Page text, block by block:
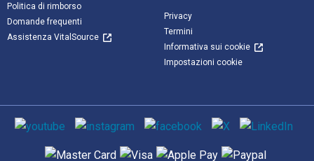
Politica di rimborso
Domande frequenti
Assistenza VitalSource
Privacy
Termini
Informativa sui cookie
Impostazioni cookie
Mezzi sociali
Metodi di pagamento supportati